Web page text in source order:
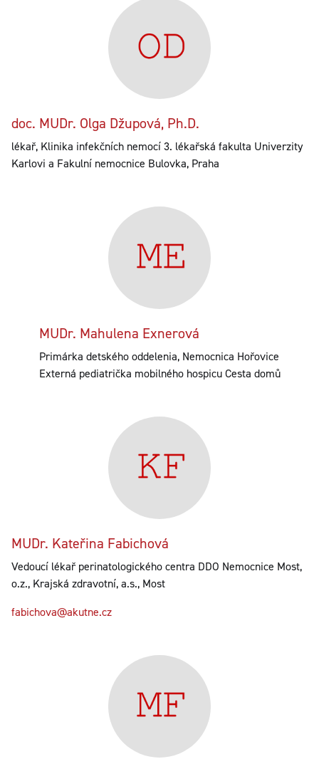
doc. MUDr. Olga Džupová, Ph.D.
lékař, Klinika infekčních nemocí 3. lékařská fakulta Univerzity
Karlovi a Fakulní nemocnice Bulovka, Praha
MUDr. Mahulena Exnerová
Primárka detského oddelenia, Nemocnica Hořovice
Externá pediatrička mobilného hospicu Cesta domů
MUDr. Kateřina Fabichová
Vedoucí lékař perinatologického centra DDO Nemocnice Most,
o.z., Krajská zdravotní, a.s., Most
fabichova@akutne.cz